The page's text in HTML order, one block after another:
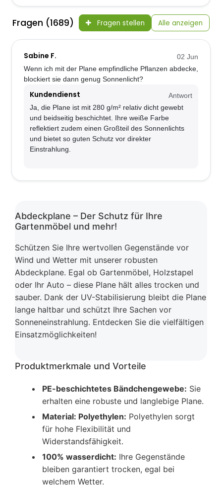
Fragen (1689) Fragen stellen Alle anzeigen
Sabine F.
02 Jun
Wenn ich mit der Plane empfindliche Pflanzen abdecke,
blockiert sie dann genug Sonnenlicht?
Kundendienst
Antwort
Ja, die Plane ist mit 280 g/m² relativ dicht gewebt
und beidseitig beschichtet. Ihre weiße Farbe
reflektiert zudem einen Großteil des Sonnenlichts
und bietet so guten Schutz vor direkter
Einstrahlung.
Abdeckplane – Der Schutz für Ihre
Gartenmöbel und mehr!
Schützen Sie Ihre wertvollen Gegenstände vor
Wind und Wetter mit unserer robusten
Abdeckplane. Egal ob Gartenmöbel, Holzstapel
oder Ihr Auto – diese Plane hält alles trocken und
sauber. Dank der UV-Stabilisierung bleibt die Plane
lange haltbar und schützt Ihre Sachen vor
Sonneneinstrahlung. Entdecken Sie die vielfältigen
Einsatzmöglichkeiten!
Produktmerkmale und Vorteile
PE-beschichtetes Bändchengewebe: Sie
erhalten eine robuste und langlebige Plane.
Material: Polyethylen: Polyethylen sorgt
für hohe Flexibilität und
Widerstandsfähigkeit.
100% wasserdicht: Ihre Gegenstände
bleiben garantiert trocken, egal bei
welchem Wetter.